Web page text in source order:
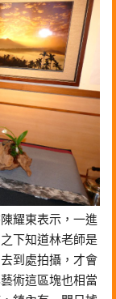
耀東表示，一進
下知道林老師是
到處拍攝，才會
術這區塊也相當